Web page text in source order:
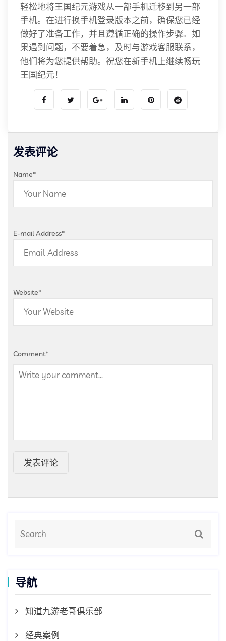
轻松地将王国纪元游戏从一部手机迁移到另一部
手机。在进行换手机登录版本之前，确保您已经
做好了准备工作，并且遵循正确的操作步骤。如
果遇到问题，不要着急，及时与游戏客服联系，
他们将为您提供帮助。祝您在新手机上继续畅玩
王国纪元！
发表评论
Name*
E-mail Address*
Website*
Comment*
发表评论
导航
知道九游老哥俱乐部
经典案例